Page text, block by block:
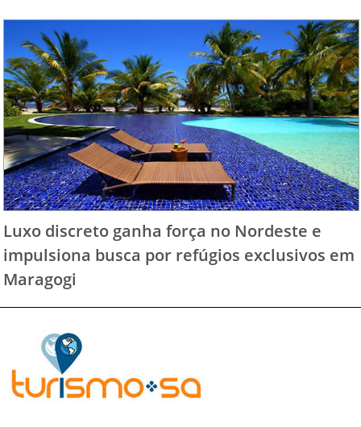
Luxo discreto ganha força no Nordeste e
impulsiona busca por refúgios exclusivos em
Maragogi